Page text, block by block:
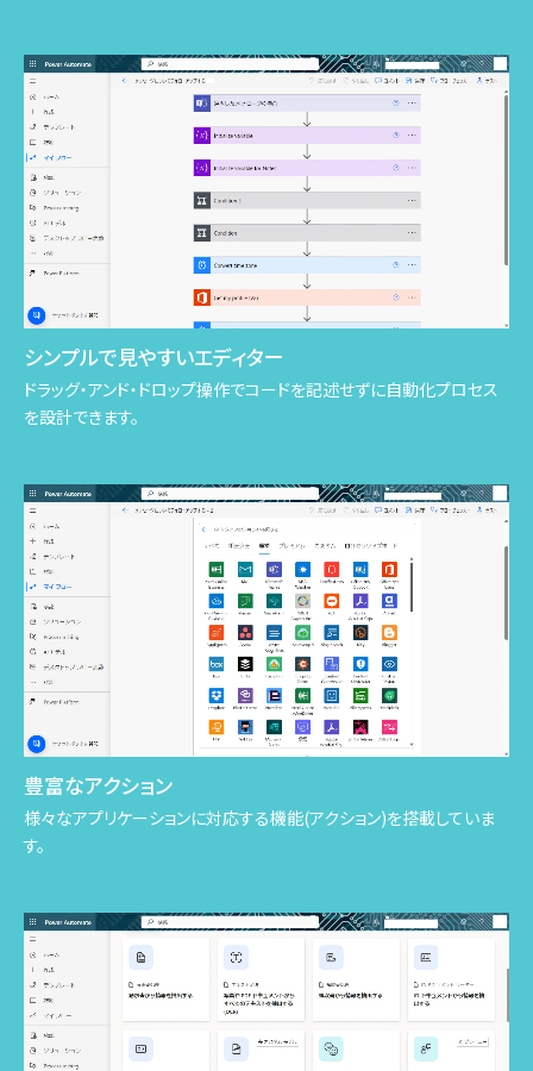
シンプルで見やすいエディター
ドラッグ・アンド・ドロップ操作でコードを記述せずに自動化プロセス
を設計できます。
豊富なアクション
様々なアプリケーションに対応する機能(アクション)を搭載していま
す。